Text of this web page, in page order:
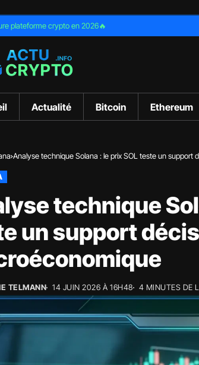
plateforme crypto en 2026🔥
Actualité Bitcoin Ethereum
Analyse technique Solana : le prix SOL teste un support
technique
un support
TELMANN 14 JUIN 2026 À 16H48 4 MINUTES DE